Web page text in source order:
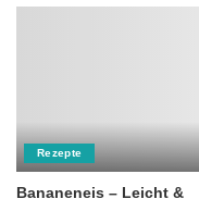
Rezepte
Bananeneis – Leicht &